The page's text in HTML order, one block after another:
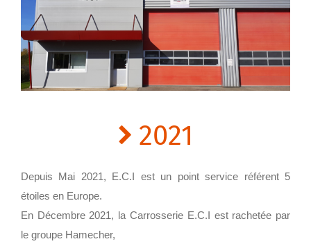
2021
Depuis Mai 2021, E.C.I est un point service référent 5
étoiles en Europe.
En Décembre 2021, la Carrosserie E.C.I est rachetée par
le groupe Hamecher,